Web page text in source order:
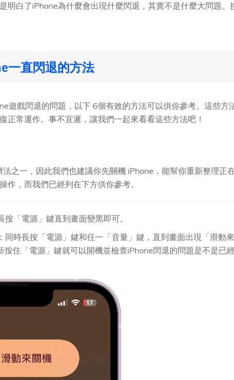
明白了iPhone為什麼會出現什麼閃退，其實不是什麼大問題。
一直閃退的方法
遊戲閃退的問題，以下 6個有效的方法可以供你參考。這些方
正常運作。事不宜遲，讓我們一起來看看這些方法吧！
之一，因此我們也建議你先關機 iPhone，能幫你重新整理正
作，而我們已經列在下方供你參考。
「電源」鍵直到畫面變黑即可。
同時長按「電源」鍵和任一「音量」鍵，直到畫面出現「滑動
住「電源」鍵就可以開機並檢查iPhone閃退的問題是不是已經